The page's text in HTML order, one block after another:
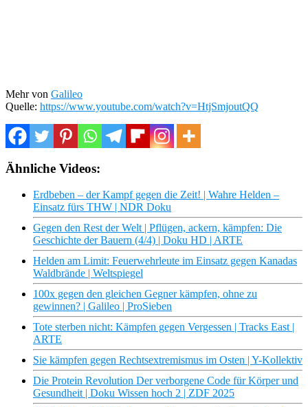
Mehr von Galileo
Quelle: https://www.youtube.com/watch?v=HtjSmjoutQQ
Ähnliche Videos:
Erdbeben – der Kampf gegen die Zeit! | Wahre Helden –
Einsatz fürs THW | NDR Doku
Gegen den Rest der Welt | Pflügen, ackern, kämpfen: Die
Geschichte der Bauern (4/4) | Doku HD | ARTE
Helden am Limit: Feuerwehrleute im Einsatz gegen Kanadas
Waldbrände | Weltspiegel
100x gegen den gleichen Gegner kämpfen, ohne zu
gewinnen? | Galileo | ProSieben
Tote sterben nicht: Kämpfen gegen Vergessen | Tracks East |
ARTE
Sie kämpfen gegen Rechtsextremismus im Osten | Y-Kollektiv
Die Protein Revolution Der verborgene Code für Körper und
Gesundheit | Doku Wissen hoch 2 | ZDF 2025